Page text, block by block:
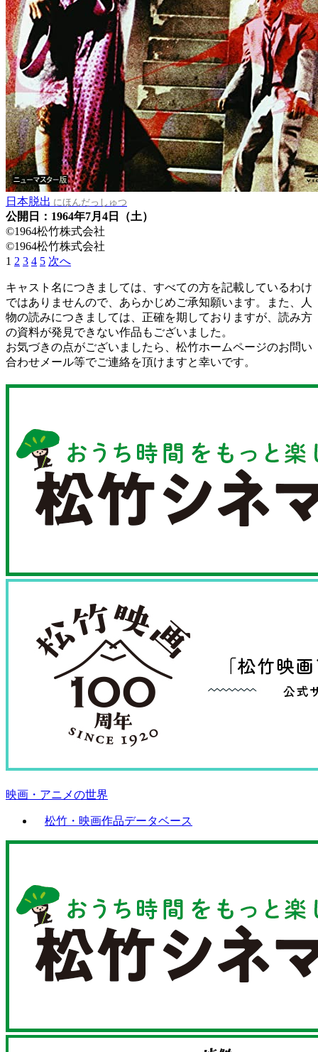
日本脱出 にほんだっしゅつ
公開日：1964年7月4日（土）
©1964松竹株式会社
©1964松竹株式会社
1 2 3 4 5 次へ
キャスト名につきましては、すべての方を記載しているわけ
ではありませんので、あらかじめご承知願います。また、人
物の読みにつきましては、正確を期しておりますが、読み方
の資料が発見できない作品もございました。
お気づきの点がございましたら、松竹ホームページのお問い
合わせメール等でご連絡を頂けますと幸いです。
映画・アニメの世界
松竹・映画作品データベース